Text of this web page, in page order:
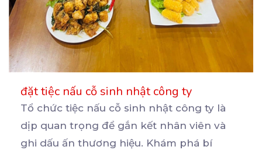
đặt tiệc nấu cỗ sinh nhật công ty
Tổ chức tiệc nấu cỗ sinh nhật công ty là
dịp quan trọng để gắn kết nhân viên và
ghi dấu ấn thương hiệu. Khám phá bí